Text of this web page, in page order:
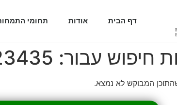
דף הבית אודות תחומי
חיפוש עבור:
המבוקש לא נמצא.